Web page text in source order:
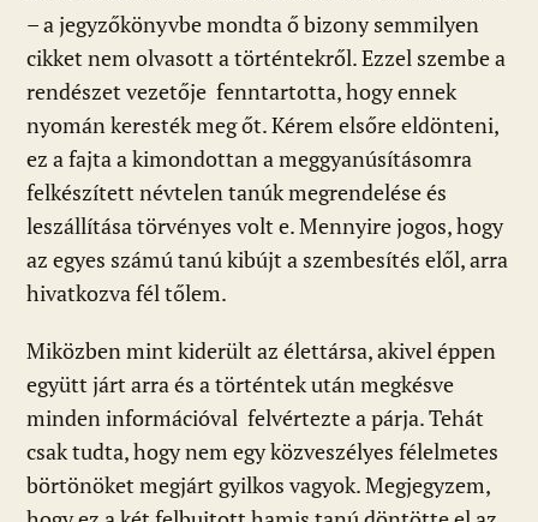
– a jegyzőkönyvbe mondta ő bizony semmilyen
cikket nem olvasott a történtekről. Ezzel szembe a
rendészet vezetője fenntartotta, hogy ennek
nyomán keresték meg őt. Kérem elsőre eldönteni,
ez a fajta a kimondottan a meggyanúsításomra
felkészített névtelen tanúk megrendelése és
leszállítása törvényes volt e. Mennyire jogos, hogy
az egyes számú tanú kibújt a szembesítés elől, arra
hivatkozva fél tőlem.
Miközben mint kiderült az élettársa, akivel éppen
együtt járt arra és a történtek után megkésve
minden információval felvértezte a párja. Tehát
csak tudta, hogy nem egy közveszélyes félelmetes
börtönöket megjárt gyilkos vagyok. Megjegyzem,